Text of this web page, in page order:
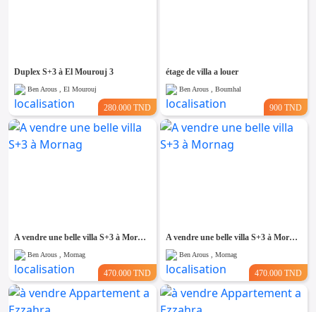
Duplex S+3 à El Mourouj 3
Ben Arous , El Mourouj
280.000 TND
étage de villa a louer
Ben Arous , Boumhal
900 TND
A vendre une belle villa S+3 à Mornag
Ben Arous , Mornag
470.000 TND
A vendre une belle villa S+3 à Mornag
Ben Arous , Mornag
470.000 TND